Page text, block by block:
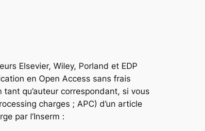
Elsevier, Wiley, Porland et EDP
en Open Access sans frais
qu’auteur correspondant, si vous
charges ; APC) d’un article
par l’Inserm :